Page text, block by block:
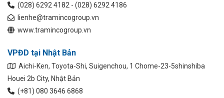
(028) 6292 4182 - (028) 6292 4186
lienhe@tramincogroup.vn
www.tramincogroup.vn
VPĐD tại Nhật Bản
Aichi-Ken, Toyota-Shi, Suigenchou, 1 Chome-23-5shinshiba
Houei 2b City, Nhật Bản
(+81) 080 3646 6868